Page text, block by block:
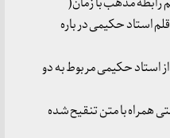
استاد حکیمی در باره
استاد حکیمی مربوط به دو
همراه با متن تنقیح شده